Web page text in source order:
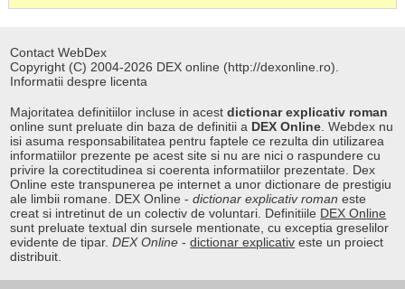
Contact WebDex
Copyright (C) 2004-2026 DEX online (http://dexonline.ro).
Informatii despre licenta
Majoritatea definitiilor incluse in acestdictionar explicativ roman
online sunt preluate din baza de definitii a DEX Online . Webdex nu
isi asuma responsabilitatea pentru faptele ce rezulta din utilizarea
informatiilor prezente pe acest site si nu are nici o raspundere cu
privire la corectitudinea si coerenta informatiilor prezentate. Dex
Online este transpunerea pe internet a unor dictionare de prestigiu
ale limbii romane. DEX Online -dictionar explicativ roman este
creat si intretinut de un colectiv de voluntari. Definitiile DEX Online
sunt preluate textual din sursele mentionate, cu exceptia greselilor
evidente de tipar.DEX Online -dictionar explicativ este un proiect
distribuit.